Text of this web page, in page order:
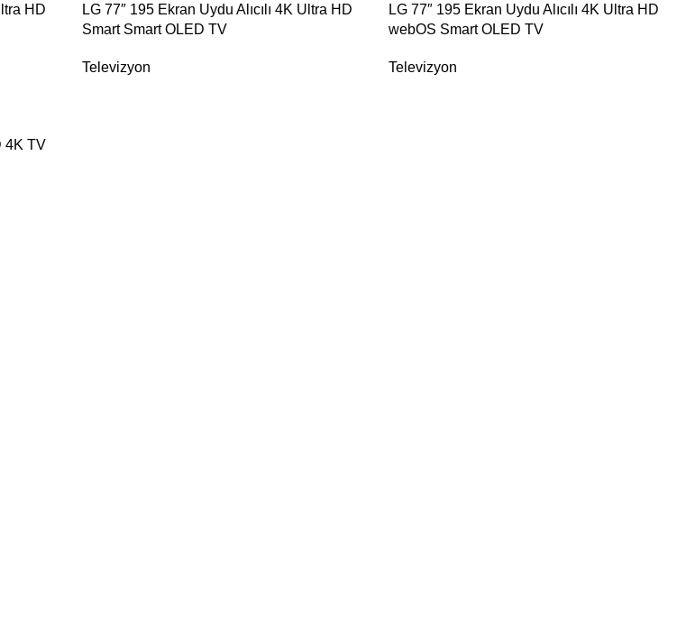
HD
LG 77″ 195 Ekran Uydu Alıcılı 4K Ultra HD
Smart Smart OLED TV
Televizyon
LG 77″ 195 Ekran Uydu Alıcılı 4K Ultra HD
webOS Smart OLED TV
Televizyon
4K TV